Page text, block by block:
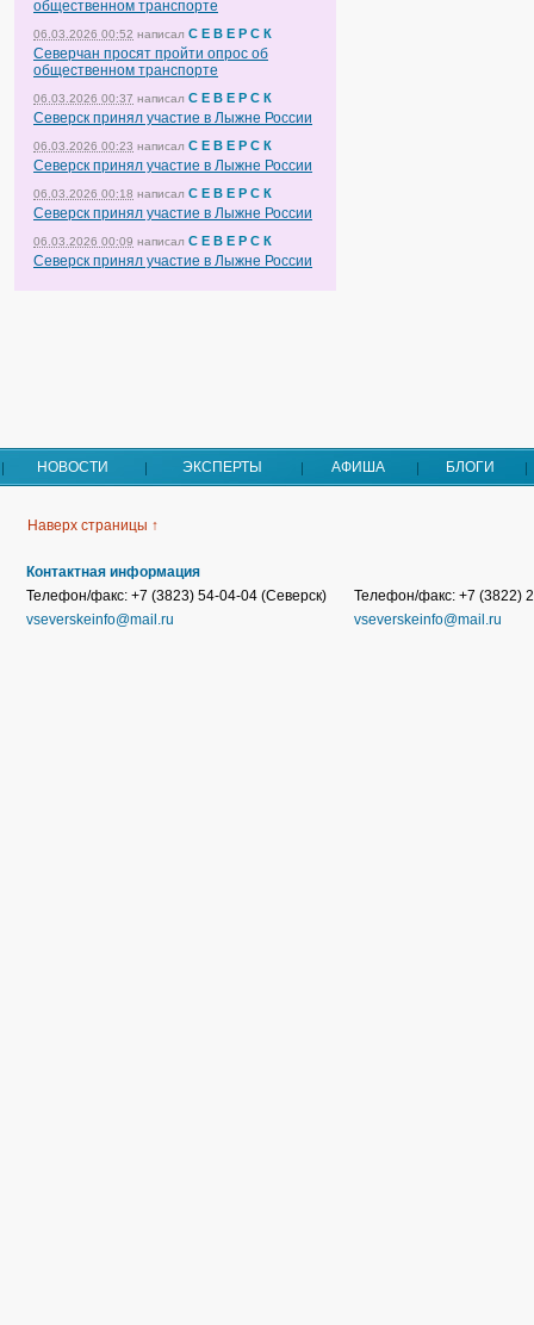
общественном транспорте
06.03.2026 00:52 написал С Е В Е Р С К
Северчан просят пройти опрос об
общественном транспорте
06.03.2026 00:37 написал С Е В Е Р С К
Северск принял участие в Лыжне России
06.03.2026 00:23 написал С Е В Е Р С К
Северск принял участие в Лыжне России
06.03.2026 00:18 написал С Е В Е Р С К
Северск принял участие в Лыжне России
06.03.2026 00:09 написал С Е В Е Р С К
Северск принял участие в Лыжне России
НОВОСТИ ЭКСПЕРТЫ АФИША БЛОГИ
Наверх страницы ↑
Контактная информация
Телефон/факс: +7 (3823) 54-04-04 (Северск)
vseverskeinfo@mail.ru
Телефон/факс: +7 (3822)
vseverskeinfo@mail.ru